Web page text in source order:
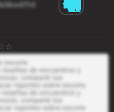
escorts
reseñas de encuentros y
compartir tus
reportes sobre escorts
de encuentros y
compartir tus
reportes sobre escorts